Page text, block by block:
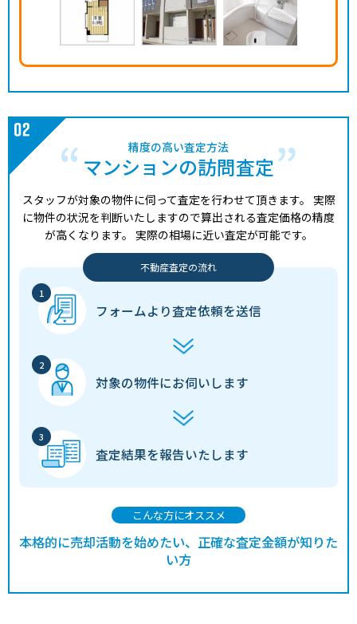
精度の高い査定方法
マンションの訪問査定
スタッフが対象の物件に伺って査定を行わせて頂きます。 実際
に物件の状況を判断いたしますので算出される査定価格の精度
が高くなります。 実際の相場に近い査定が可能です。
不動産査定の流れ
フォームより査定依頼を送信
対象の物件にお伺いします
査定結果を報告いたします
こんな方にオススメ
本格的に売却活動を始めたい、正確な査定金額が知りた
い方